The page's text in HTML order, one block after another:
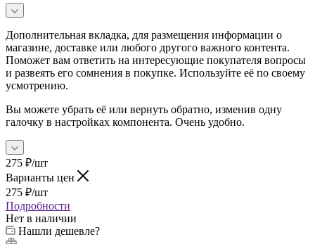
Дополнительная вкладка, для размещения информации о
магазине, доставке или любого другого важного контента.
Поможет вам ответить на интересующие покупателя вопросы
и развеять его сомнения в покупке. Используйте её по своему
усмотрению.
Вы можете убрать её или вернуть обратно, изменив одну
галочку в настройках компонента. Очень удобно.
275 ₽/шт
Варианты цен
275 ₽/шт
Подробности
Нет в наличии
Нашли дешевле?